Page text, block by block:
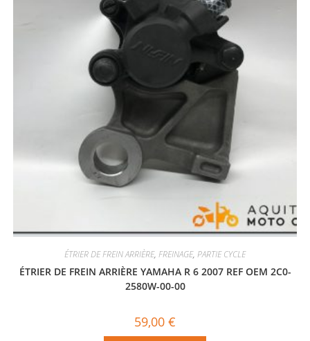
ÉTRIER DE FREIN ARRIÈRE, FREINAGE, PARTIE CYCLE
ÉTRIER DE FREIN ARRIÈRE YAMAHA R 6 2007 REF OEM 2C0-
2580W-00-00
59,00 €